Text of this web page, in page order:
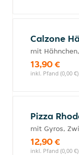
Calzone
mit
13,90 €
inkl. Pfand (0,00 €)
Pizza
mit Gyros,
12,90 €
inkl. Pfand (0,00 €)